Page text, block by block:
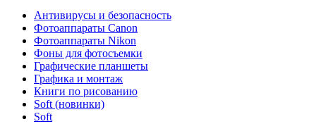
Антивирусы и безопасность
Фотоаппараты Canon
Фотоаппараты Nikon
Фоны для фотосъемки
Графические планшеты
Графика и монтаж
Книги по рисованию
Soft (новинки)
Soft